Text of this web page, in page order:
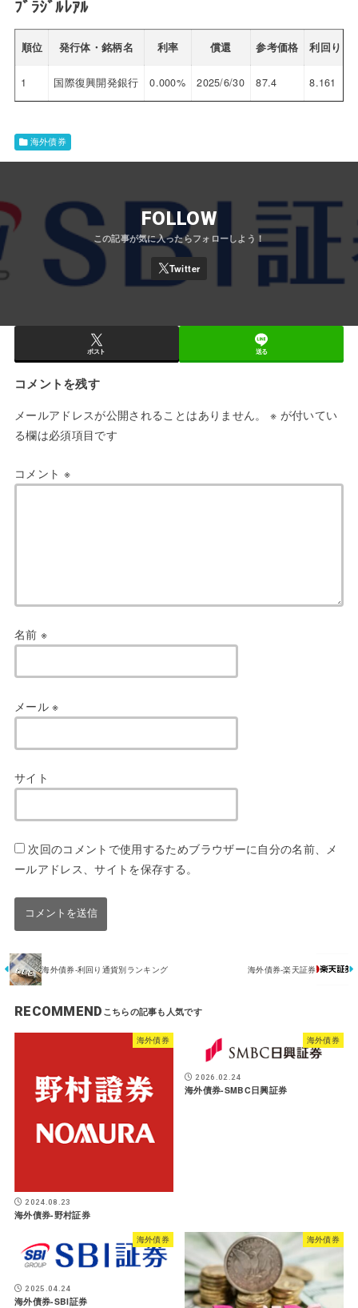
ﾌﾞﾗｼﾞﾙﾚｱﾙ
順位 発行体・銘柄名 利率 償還 参考価格 利回り
1 国際復興開発銀行 0.000% 2025/6/30 87.4 8.161
海外債券
FOLLOW
ポスト 送る
コメントを残す
メールアドレスが公開されることはありません。 ※ が付いてい
る欄は必須項目です
コメント ※
名前 ※
メール※
サイト
次回のコメントで使用するためブラウザーに自分の名前、メ
ールアドレス、サイトを保存する。
海外債券-利回り通貨別ランキング 海外債券-楽天証券
RECOMMEND
海外債券
2024.08.23
海外債券-野村証券
海外債券
2026.02.24
海外債券-SMBC日興証券
海外債券
2025.04.24
海外債券-SBI証券
海外債券